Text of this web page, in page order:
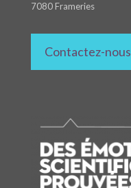
7080 Frameries
Contactez-nous